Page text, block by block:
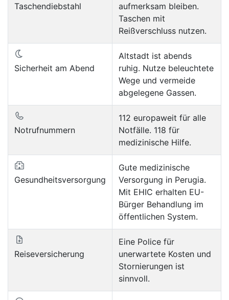
Taschendiebstahl
aufmerksam bleiben.
Taschen mit
Reißverschluss nutzen.
Sicherheit am Abend
Altstadt ist abends
ruhig. Nutze beleuchtete
Wege und vermeide
abgelegene Gassen.
Notrufnummern
112 europaweit für alle
Notfälle. 118 für
medizinische Hilfe.
Gesundheitsversorgung
Gute medizinische
Versorgung in Perugia.
Mit EHIC erhalten EU-
Bürger Behandlung im
öffentlichen System.
Reiseversicherung
Eine Police für
unerwartete Kosten und
Stornierungen ist
sinnvoll.